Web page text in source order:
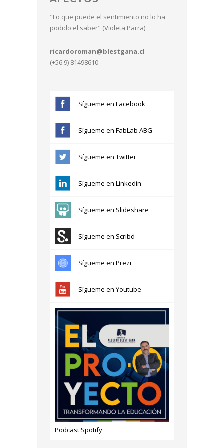
"Lo que puede el sentimiento no lo ha
podido el saber" (Violeta Parra)
ricardoroman@blestgana.cl
(+56 9) 81498610
Sígueme en Facebook
Sígueme en FabLab ABG
Sígueme en Twitter
Sígueme en Linkedin
Sígueme en Slideshare
Sígueme en Scribd
Sígueme en Prezi
Sígueme en Youtube
Podcast Spotify